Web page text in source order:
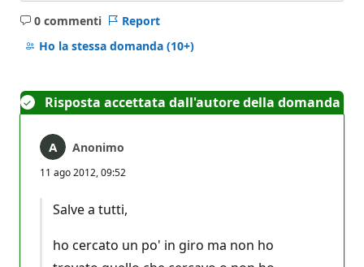
0 commenti
Nessun
commento
Report
Ho la stessa domanda (10+)
Risposta accettata dall'autore della domanda
Anonimo
11 ago 2012, 09:52
Salve a tutti,
ho cercato un po' in giro ma non ho